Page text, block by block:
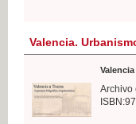
Valencia.
Archivo